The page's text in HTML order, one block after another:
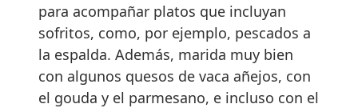
para acompañar platos que incluyan
sofritos, como, por ejemplo, pescados a
la espalda. Además, marida muy bien
con algunos quesos de vaca añejos, con
el gouda y el parmesano, e incluso con el